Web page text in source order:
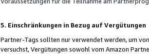
5. Einschränkungen in Bezug auf Vergütungen
Partner-Tags sollten nur verwendet werden, um
versuchst, Vergütungen sowohl vom Amazon